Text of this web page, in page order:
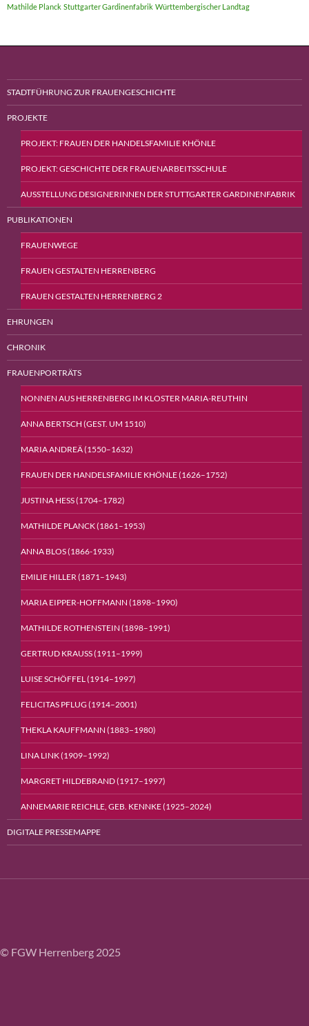
Mathilde Planck Stuttgarter Gardinenfabrik Württembergischer Landtag
STADTFÜHRUNG ZUR FRAUENGESCHICHTE
PROJEKTE
PROJEKT: FRAUEN DER HANDELSFAMILIE KHÖNLE
PROJEKT: GESCHICHTE DER FRAUENARBEITSSCHULE
AUSSTELLUNG DESIGNERINNEN DER STUTTGARTER GARDINENFABRIK
PUBLIKATIONEN
FRAUENWEGE
FRAUEN GESTALTEN HERRENBERG
FRAUEN GESTALTEN HERRENBERG 2
EHRUNGEN
CHRONIK
FRAUENPORTRÄTS
NONNEN AUS HERRENBERG IM KLOSTER MARIA-REUTHIN
ANNA BERTSCH (GEST. UM 1510)
MARIA ANDREÄ (1550–1632)
FRAUEN DER HANDELSFAMILIE KHÖNLE (1626–1752)
JUSTINA HESS (1704–1782)
MATHILDE PLANCK (1861–1953)
ANNA BLOS (1866-1933)
EMILIE HILLER (1871–1943)
MARIA EIPPER-HOFFMANN (1898–1990)
MATHILDE ROTHENSTEIN (1898–1991)
GERTRUD KRAUSS (1911–1999)
LUISE SCHÖFFEL (1914–1997)
FELICITAS PFLUG (1914–2001)
THEKLA KAUFFMANN (1883−1980)
LINA LINK (1909–1992)
MARGRET HILDEBRAND (1917–1997)
ANNEMARIE REICHLE, GEB. KENNKE (1925–2024)
DIGITALE PRESSEMAPPE
© FGW Herrenberg 2025